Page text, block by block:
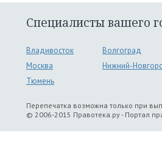
Специалисты вашего
Владивосток
Волгоград
Москва
Нижний-
Тюмень
Перепечатка возможна только при
© 2006-2015 Правотека.ру - Портал